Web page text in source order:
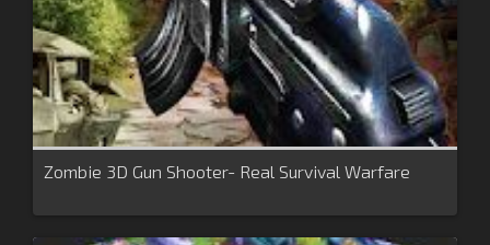
Zombie 3D Gun Shooter- Real Survival Warfare